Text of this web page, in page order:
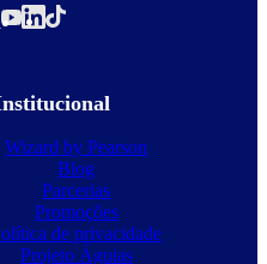
Wizard by Pearson
Blog
Parcerias
Promoções
de privacidade
Projeto Águias